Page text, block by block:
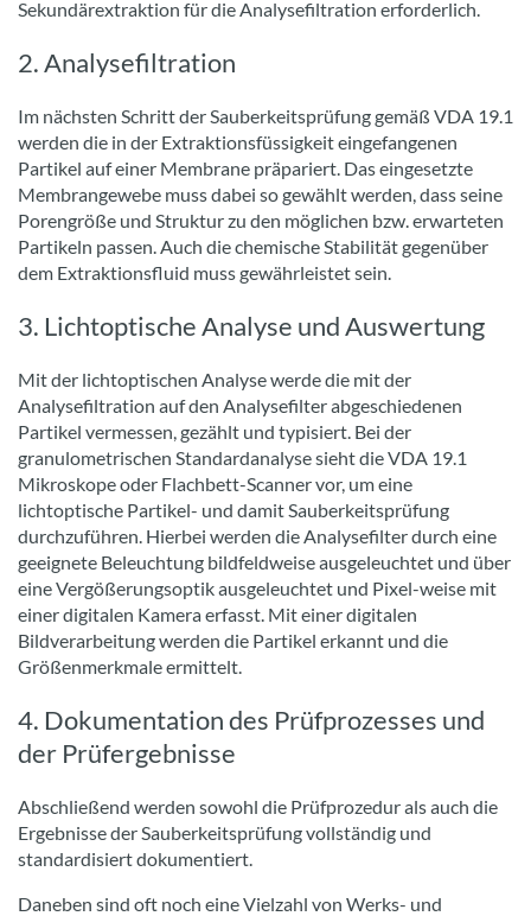
Sekundärextraktion für die Analysefiltration erforderlich.
2. Analysefiltration
Im nächsten Schritt der Sauberkeitsprüfung gemäß VDA 19.1
werden die in der Extraktionsfüssigkeit eingefangenen
Partikel auf einer Membrane präpariert. Das eingesetzte
Membrangewebe muss dabei so gewählt werden, dass seine
Porengröße und Struktur zu den möglichen bzw. erwarteten
Partikeln passen. Auch die chemische Stabilität gegenüber
dem Extraktionsfluid muss gewährleistet sein.
3. Lichtoptische Analyse und Auswertung
Mit der lichtoptischen Analyse werde die mit der
Analysefiltration auf den Analysefilter abgeschiedenen
Partikel vermessen, gezählt und typisiert. Bei der
granulometrischen Standardanalyse sieht die VDA 19.1
Mikroskope oder Flachbett-Scanner vor, um eine
lichtoptische Partikel- und damit Sauberkeitsprüfung
durchzuführen. Hierbei werden die Analysefilter durch eine
geeignete Beleuchtung bildfeldweise ausgeleuchtet und über
eine Vergößerungsoptik ausgeleuchtet und Pixel-weise mit
einer digitalen Kamera erfasst. Mit einer digitalen
Bildverarbeitung werden die Partikel erkannt und die
Größenmerkmale ermittelt.
4. Dokumentation des Prüfprozesses und
der Prüfergebnisse
Abschließend werden sowohl die Prüfprozedur als auch die
Ergebnisse der Sauberkeitsprüfung vollständig und
standardisiert dokumentiert.
Daneben sind oft noch eine Vielzahl von Werks- und